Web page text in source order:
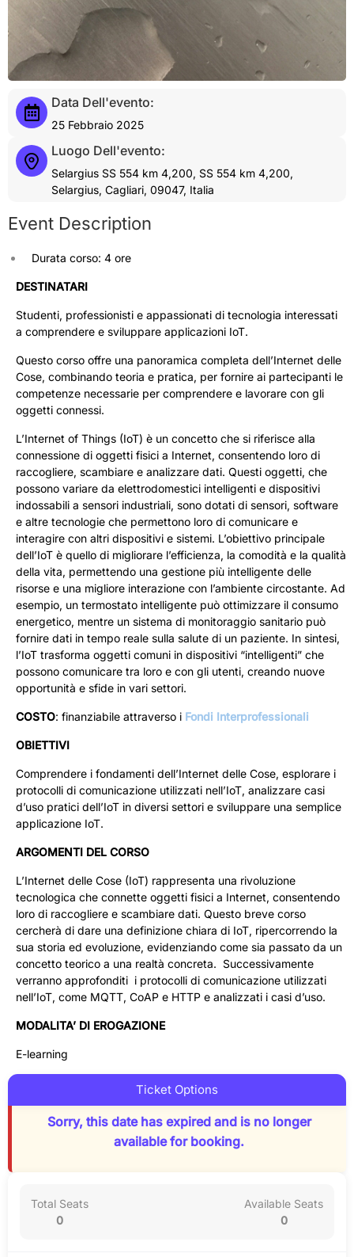
Data Dell'evento:
25 Febbraio 2025
Luogo Dell'evento:
Selargius SS 554 km 4,200, SS 554 km 4,200,
Selargius, Cagliari, 09047, Italia
Event Description
Durata corso: 4 ore
DESTINATARI
Studenti, professionisti e appassionati di tecnologia interessati
a comprendere e sviluppare applicazioni IoT.
Questo corso offre una panoramica completa dell’Internet delle
Cose, combinando teoria e pratica, per fornire ai partecipanti le
competenze necessarie per comprendere e lavorare con gli
oggetti connessi.
L’Internet of Things (IoT) è un concetto che si riferisce alla
connessione di oggetti fisici a Internet, consentendo loro di
raccogliere, scambiare e analizzare dati. Questi oggetti, che
possono variare da elettrodomestici intelligenti e dispositivi
indossabili a sensori industriali, sono dotati di sensori, software
e altre tecnologie che permettono loro di comunicare e
interagire con altri dispositivi e sistemi. L’obiettivo principale
dell’IoT è quello di migliorare l’efficienza, la comodità e la qualità
della vita, permettendo una gestione più intelligente delle
risorse e una migliore interazione con l’ambiente circostante. Ad
esempio, un termostato intelligente può ottimizzare il consumo
energetico, mentre un sistema di monitoraggio sanitario può
fornire dati in tempo reale sulla salute di un paziente. In sintesi,
l’IoT trasforma oggetti comuni in dispositivi “intelligenti” che
possono comunicare tra loro e con gli utenti, creando nuove
opportunità e sfide in vari settori.
COSTO: finanziabile attraverso i Fondi Interprofessionali
OBIETTIVI
Comprendere i fondamenti dell’Internet delle Cose, esplorare i
protocolli di comunicazione utilizzati nell’IoT, analizzare casi
d’uso pratici dell’IoT in diversi settori e sviluppare una semplice
applicazione IoT.
ARGOMENTI DEL CORSO
L’Internet delle Cose (IoT) rappresenta una rivoluzione
tecnologica che connette oggetti fisici a Internet, consentendo
loro di raccogliere e scambiare dati. Questo breve corso
cercherà di dare una definizione chiara di IoT, ripercorrendo la
sua storia ed evoluzione, evidenziando come sia passato da un
concetto teorico a una realtà concreta. Successivamente
verranno approfonditi i protocolli di comunicazione utilizzati
nell’IoT, come MQTT, CoAP e HTTP e analizzati i casi d’uso.
MODALITA’ DI EROGAZIONE
E-learning
Ticket Options
Sorry, this date has expired and is no longer
available for booking.
Total Seats
0
Available Seats
0